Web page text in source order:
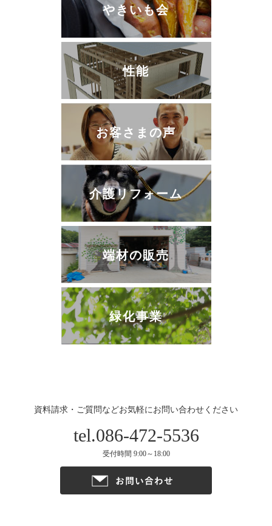
やきいも会
性能
お客さまの声
介護リフォーム
端材の販売
緑化事業
資料請求・ご質問などお気軽にお問い合わせください
tel.086-472-5536
受付時間 9:00～18:00